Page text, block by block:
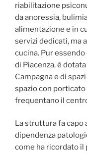
riabilitazione
da anoressia,
alimentazione e in
servizi dedicati, ma
cucina. Pur essendo
di Piacenza, è
Campagna e di
spazio con
frequentano il
La struttura fa capo
dipendenza
come ha ricordato il